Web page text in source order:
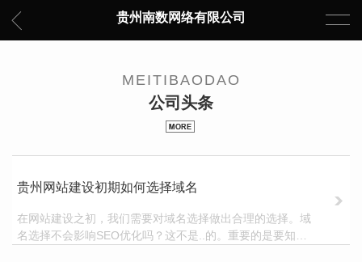
贵州南数网络有限公司
MEITIBAODAO
公司头条
贵州网站建设初期如何选择域名
在网站建设之初，我们需要对域名选择做出合理的选择。域
名选择不会影响SEO优化吗？这不是..的。重要的是要知道